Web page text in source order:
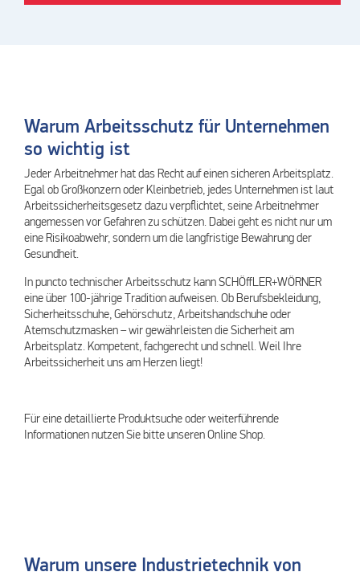
Warum Arbeitsschutz für Unternehmen
so wichtig ist
Jeder Arbeitnehmer hat das Recht auf einen sicheren Arbeitsplatz.
Egal ob Großkonzern oder Kleinbetrieb, jedes Unternehmen ist laut
Arbeitssicherheitsgesetz dazu verpflichtet, seine Arbeitnehmer
angemessen vor Gefahren zu schützen. Dabei geht es nicht nur um
eine Risikoabwehr, sondern um die langfristige Bewahrung der
Gesundheit.
In puncto technischer Arbeitsschutz kann SCHÖffLER+WÖRNER
eine über 100-jährige Tradition aufweisen. Ob Berufsbekleidung,
Sicherheitsschuhe, Gehörschutz, Arbeitshandschuhe oder
Atemschutzmasken – wir gewährleisten die Sicherheit am
Arbeitsplatz. Kompetent, fachgerecht und schnell. Weil Ihre
Arbeitssicherheit uns am Herzen liegt!
Für eine detaillierte Produktsuche oder weiterführende
Informationen nutzen Sie bitte unseren Online Shop.
Warum unsere Industrietechnik von